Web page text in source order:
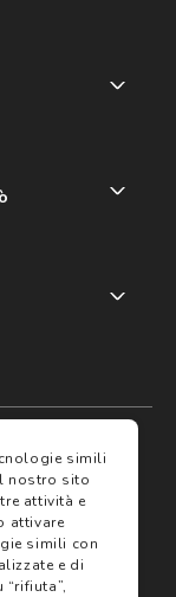
simili
nostro sito
attività e
attivare
simili con
e di
“rifiuta”,